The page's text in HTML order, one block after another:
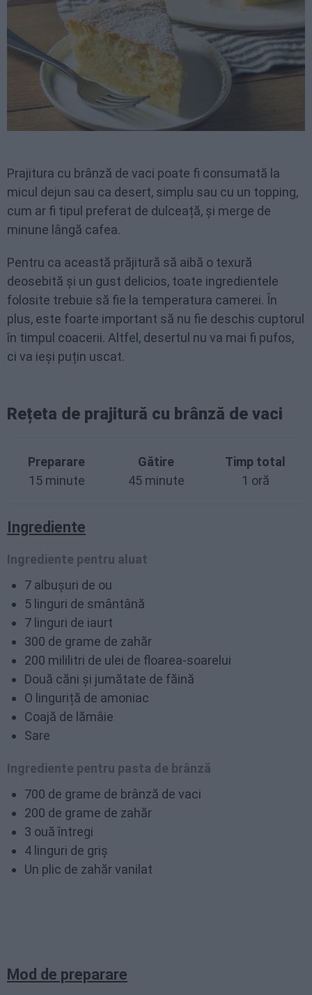
Prajitura cu brânză de vaci poate fi consumată la
micul dejun sau ca desert, simplu sau cu un topping,
cum ar fi tipul preferat de dulceață, și merge de
minune lângă cafea.
Pentru ca această prăjitură să aibă o texură
deosebită și un gust delicios, toate ingredientele
folosite trebuie să fie la temperatura camerei. În
plus, este foarte important să nu fie deschis cuptorul
în timpul coacerii. Altfel, desertul nu va mai fi pufos,
ci va ieși puțin uscat.
Rețeta de prajitură cu brânză de vaci
Preparare
15 minute
Gătire
45 minute
Timp total
1 oră
Ingrediente
Ingrediente pentru aluat
7 albușuri de ou
5 linguri de smântână
7 linguri de iaurt
300 de grame de zahăr
200 mililitri de ulei de floarea-soarelui
Două căni și jumătate de făină
O linguriță de amoniac
Coajă de lămâie
Sare
Ingrediente pentru pasta de brânză
700 de grame de brânză de vaci
200 de grame de zahăr
3 ouă întregi
4 linguri de griș
Un plic de zahăr vanilat
Mod de preparare